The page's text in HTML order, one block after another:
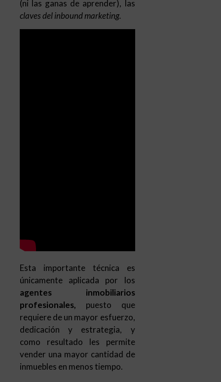
(ni las ganas de aprender), las
claves del inbound marketing.
Esta importante técnica es
únicamente aplicada por los
agentes inmobiliarios
profesionales, puesto que
requiere de un mayor esfuerzo,
dedicación y estrategia, y
como resultado les permite
vender una mayor cantidad de
inmuebles en menos tiempo.